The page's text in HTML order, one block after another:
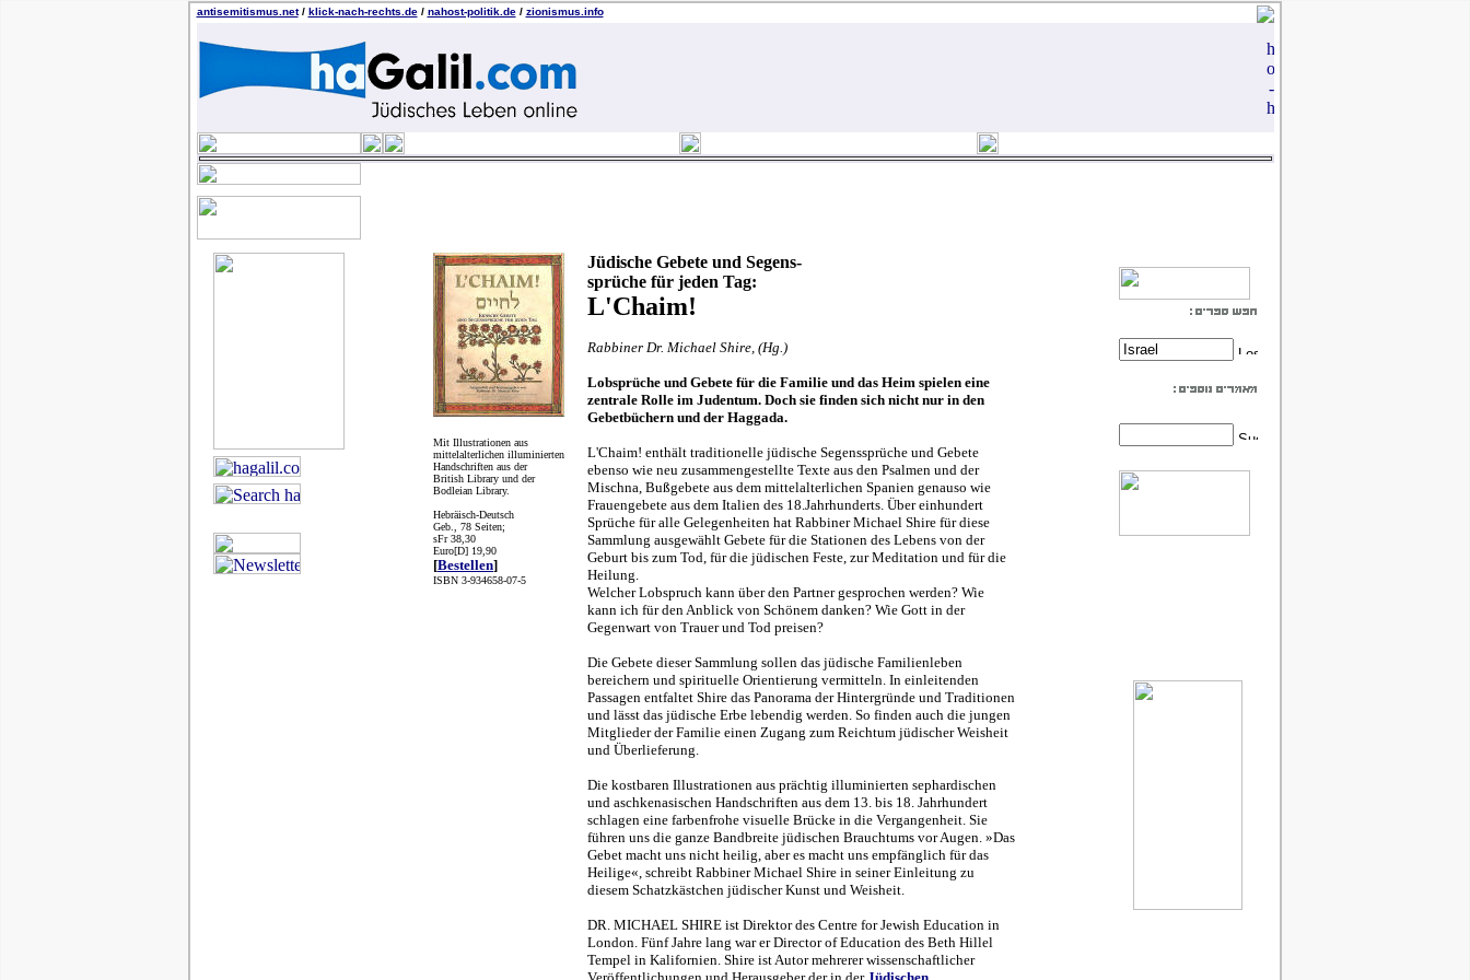
antisemitismus.net/ klick-nach-rechts.de/ nahost-politik.de/ zionismus.info
Mit Illustrationen aus
mittelalterlichen illuminierten
Handschriften aus der
British Library und der
Bodleian Library.
Hebräisch-Deutsch
Geb., 78 Seiten;
sFr 38,30
Euro[D] 19,90
[Bestellen]
ISBN 3-934658-07-5
Jüdische Gebete und Segens-
sprüche für jeden Tag:
L'Chaim!
Rabbiner Dr. Michael Shire, (Hg.)
Lobsprüche und Gebete für die Familie und das Heim spielen eine
zentrale Rolle im Judentum. Doch sie finden sich nicht nur in den
Gebetbüchern und der Haggada.
L'Chaim! enthält traditionelle jüdische Segenssprüche und Gebete
ebenso wie neu zusammengestellte Texte aus den Psalmen und der
Mischna, Bußgebete aus dem mittelalterlichen Spanien genauso wie
Frauengebete aus dem Italien des 18.Jahrhunderts. Über einhundert
Sprüche für alle Gelegenheiten hat Rabbiner Michael Shire für diese
Sammlung ausgewählt Gebete für die Stationen des Lebens von der
Geburt bis zum Tod, für die jüdischen Feste, zur Meditation und für die
Heilung.
Welcher Lobspruch kann über den Partner gesprochen werden? Wie
kann ich für den Anblick von Schönem danken? Wie Gott in der
Gegenwart von Trauer und Tod preisen?
Die Gebete dieser Sammlung sollen das jüdische Familienleben
bereichern und spirituelle Orientierung vermitteln. In einleitenden
Passagen entfaltet Shire das Panorama der Hintergründe und Traditionen
und lässt das jüdische Erbe lebendig werden. So finden auch die jungen
Mitglieder der Familie einen Zugang zum Reichtum jüdischer Weisheit
und Überlieferung.
Die kostbaren Illustrationen aus prächtig illuminierten sephardischen
und aschkenasischen Handschriften aus dem 13. bis 18. Jahrhundert
schlagen eine farbenfrohe visuelle Brücke in die Vergangenheit. Sie
führen uns die ganze Bandbreite jüdischen Brauchtums vor Augen. »Das
Gebet macht uns nicht heilig, aber es macht uns empfänglich für das
Heilige«, schreibt Rabbiner Michael Shire in seiner Einleitung zu
diesem Schatzkästchen jüdischer Kunst und Weisheit.
DR. MICHAEL SHIRE ist Direktor des Centre for Jewish Education in
London. Fünf Jahre lang war er Director of Education des Beth Hillel
Tempel in Kalifornien. Shire ist Autor mehrerer wissenschaftlicher